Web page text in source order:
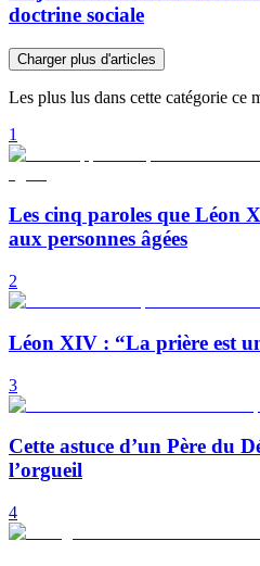
doctrine sociale
Charger plus d'articles
Les plus lus dans cette catégorie ce
1
Les cinq paroles que Léon
aux personnes âgées
2
Léon XIV : “La prière est
3
Cette astuce d’un Père du
l’orgueil
4